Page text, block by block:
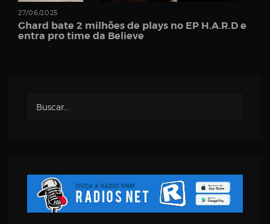
27/06/2025
Ghard bate 2 milhões de plays no EP H.A.R.D e
entra pro time da Believe